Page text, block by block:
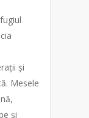
și
Mesele
și